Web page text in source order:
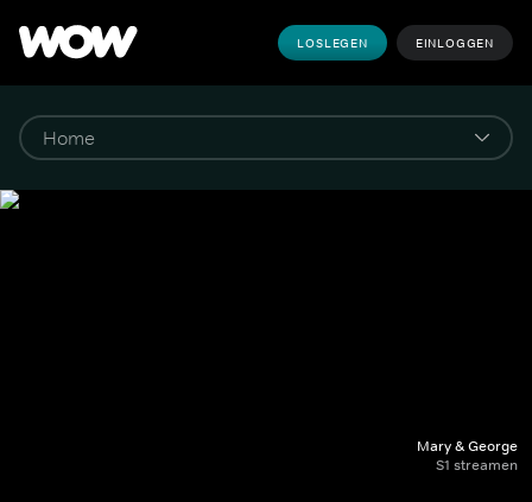
LOSLEGEN EINLOGGEN
Mary & George
S1 streamen